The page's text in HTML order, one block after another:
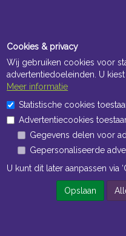
Cookies & privacy
Wij gebruiken cookies voor
advertentiedoeleinden. U
Meer informatie
Statistische cookies
Advertentiecookies
Gegevens delen voor
Gepersonaliseerde
U kunt dit later aanpassen via
Opslaan